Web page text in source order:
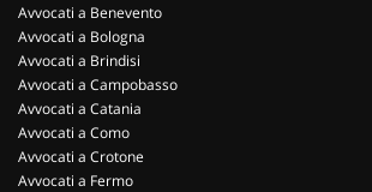
Avvocati a Benevento
Avvocati a Bologna
Avvocati a Brindisi
Avvocati a Campobasso
Avvocati a Catania
Avvocati a Como
Avvocati a Crotone
Avvocati a Fermo